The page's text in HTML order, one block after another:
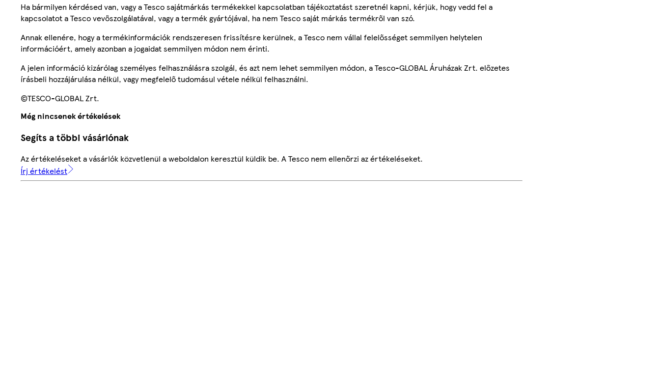
Ha bármilyen kérdésed van, vagy a Tesco sajátmárkás termékekkel kapcsolatban tájékoztatást szeretnél kapni, kérjük, hogy vedd fel a
kapcsolatot a Tesco vevőszolgálatával, vagy a termék gyártójával, ha nem Tesco saját márkás termékről van szó.
Annak ellenére, hogy a termékinformációk rendszeresen frissítésre kerülnek, a Tesco nem vállal felelősséget semmilyen helytelen
információért, amely azonban a jogaidat semmilyen módon nem érinti.
A jelen információ kizárólag személyes felhasználásra szolgál, és azt nem lehet semmilyen módon, a Tesco-GLOBAL Áruházak Zrt. előzetes
írásbeli hozzájárulása nélkül, vagy megfelelő tudomásul vétele nélkül felhasználni.
©TESCO-GLOBAL Zrt.
Még nincsenek értékelések
Segíts a többi vásárlónak
Az értékeléseket a vásárlók közvetlenül a weboldalon keresztül küldik be. A Tesco nem ellenőrzi az értékeléseket.
Írj értékelést